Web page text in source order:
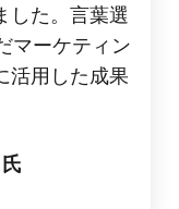
した。言葉選
マーケティン
活用した成果
氏